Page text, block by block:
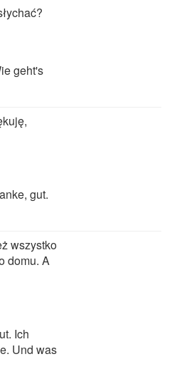
geht's
gut.
wszystko
domu. A
Ich
Und was